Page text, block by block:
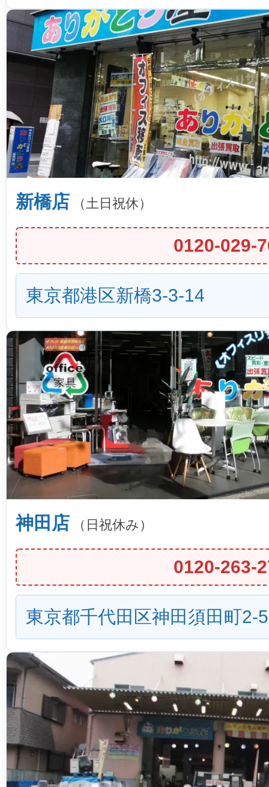
新橋店 （土日祝休）
0120-029-
東京都港区新橋3-3-14
神田店 （日祝休み）
0120-263-
東京都千代田区神田須田町2-